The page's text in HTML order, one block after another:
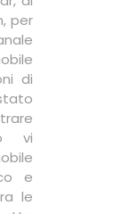
per
di
vi
e
le